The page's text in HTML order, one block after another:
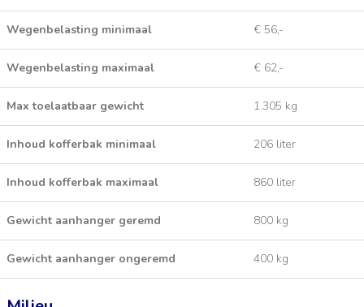
Wegenbelasting minimaal € 56,-
Wegenbelasting maximaal € 62,-
Max toelaatbaar gewicht 1.305 kg
Inhoud kofferbak minimaal 206 liter
Inhoud kofferbak maximaal 860 liter
Gewicht aanhanger geremd 800 kg
Gewicht aanhanger ongeremd 400 kg